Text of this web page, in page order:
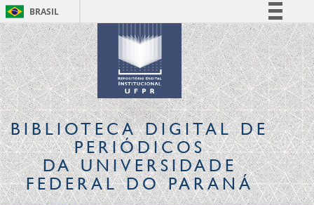
BRASIL
Simplifique!
Comunica BR
Participe
Acesso à informação
Legislação
Canais
BIBLIOTECA DIGITALDE
PERIÓDICOS
DA UNIVERSIDADE
FEDERAL DO PARANÁ